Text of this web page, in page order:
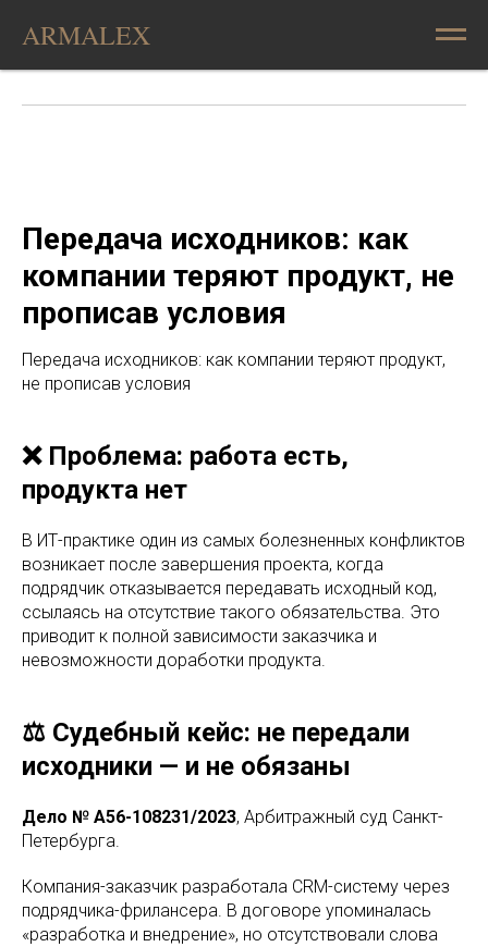
ARMALEX
Передача исходников: как
компании теряют продукт, не
прописав условия
Передача исходников: как компании теряют продукт,
не прописав условия
❌ Проблема: работа есть,
продукта нет
В ИТ-практике один из самых болезненных конфликтов
возникает после завершения проекта, когда
подрядчик отказывается передавать исходный код,
ссылаясь на отсутствие такого обязательства. Это
приводит к полной зависимости заказчика и
невозможности доработки продукта.
⚖️ Судебный кейс: не передали
исходники — и не обязаны
Дело № А56-108231/2023, Арбитражный суд Санкт-
Петербурга.
Компания-заказчик разработала CRM-систему через
подрядчика-фрилансера. В договоре упоминалась
«разработка и внедрение», но отсутствовали слова